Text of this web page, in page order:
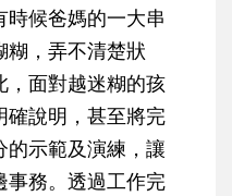
候爸媽的一大串
糊，弄不清楚狀
，面對越迷糊的孩
確說明，甚至將完
的示範及演練，讓
事務。透過工作完